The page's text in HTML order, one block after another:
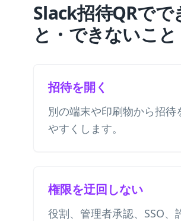
Slack招待QRでで
と・できないこと
招待を開く
別の端末や印刷物から招待
やすくします。
権限を迂回しない
役割、管理者承認、SSO、